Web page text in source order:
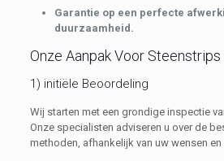
Garantie op een perfecte
duurzaamheid.
Onze Aanpak Voor Steenstrips
1) initiële Beoordeling
Wij starten met een grondige inspectie
Onze specialisten adviseren u over de
methoden, afhankelijk van uw wensen en